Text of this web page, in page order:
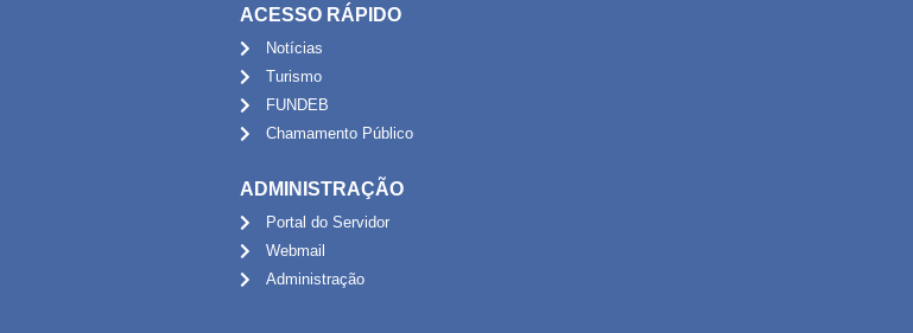
ACESSO RÁPIDO
Notícias
Turismo
FUNDEB
Chamamento Público
ADMINISTRAÇÃO
Portal do Servidor
Webmail
Administração